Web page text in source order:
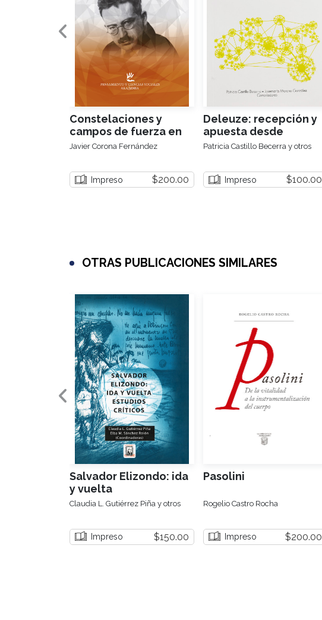
Constelaciones y
campos de fuerza en
la teoría crítica actual
Javier Corona Fernández
Impreso $200.00
Deleuze: recepción y
apuesta desde
Hispanoamérica
Patricia Castillo Becerra y otros
Impreso $100.00
OTRAS PUBLICACIONES SIMILARES
Salvador Elizondo: ida
y vuelta
Claudia L. Gutiérrez Piña y otros
Impreso $150.00
Pasolini
Rogelio Castro Rocha
Impreso $200.00